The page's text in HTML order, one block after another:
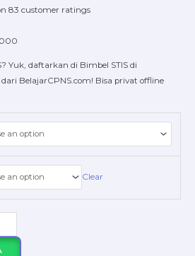
83 customer ratings
Yuk, daftarkan di Bimbel STIS di
BelajarCPNS.com! Bisa privat offline
Clear